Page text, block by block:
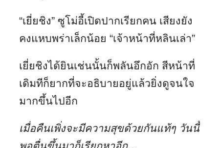
“เยี่ยชิง” ซูโม่อี้เปิดปากเรียกคน เสียงยัง
คงแหบพร่าเล็กน้อย “เจ้าหน้าที่หลินเล่า”
เยี่ยชิงได้ยินเช่นนั้นก็พลันอึกอัก สีหน้าที่
เดิมทีก็ยากที่จะอธิบายอยู่แล้วยิ่งดูจนใจ
มากขึ้นไปอีก
เมื่อคืนเพิ่งจะมีความสุขด้วยกันแท้ๆ วันนี้